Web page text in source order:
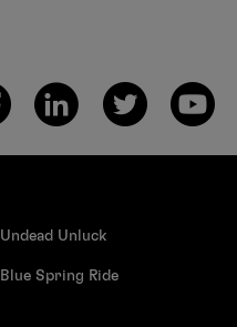
Undead Unluck
Blue Spring Ride